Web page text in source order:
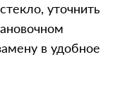
уточнить
в удобное